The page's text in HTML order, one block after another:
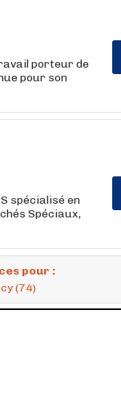
porteur de
pour son
spécialisé en
Spéciaux,
pour :
(74)